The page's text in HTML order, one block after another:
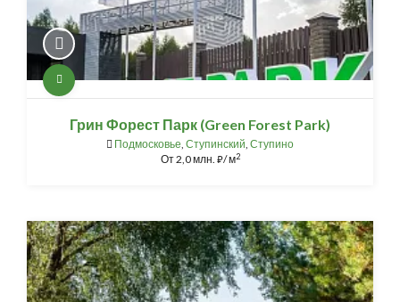
Грин Форест Парк (Green Forest Park)
Подмосковье, Ступинский, Ступино
От2,0 млн. ⃏/ м2